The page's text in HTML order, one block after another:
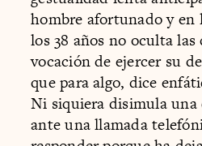
hombre afortunado y en
los 38 años no oculta las
vocación de ejercer su
que para algo, dice
Ni siquiera disimula
ante una llamada